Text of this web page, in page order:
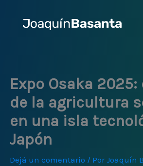
Expo Osaka
de la agricultura
en una isla
Japón
Dejá un comentario / Por Joaquín